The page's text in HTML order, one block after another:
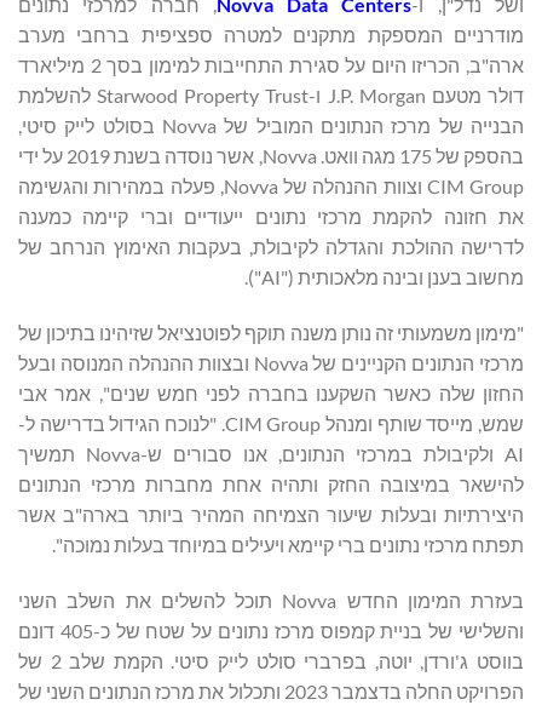
ושל נדל"ן, ו-Novva Data Centers, חברה למרכזי נתונים
מודרניים המספקת מתקנים למטרה ספציפית ברחבי מערב
ארה"ב, הכריזו היום על סגירת התחייבות למימון בסך 2 מיליארד
דולר מטעם J.P. Morgan ו-Starwood Property Trust להשלמת
הבנייה של מרכז הנתונים המוביל של Novva בסולט לייק סיטי,
בהספק של 175 מגה וואט. Novva, אשר נוסדה בשנת 2019 על ידי
CIM Group וצוות ההנהלה של Novva, פעלה במהירות והגשימה
את חזונה להקמת מרכזי נתונים ייעודיים וברי קיימה כמענה
לדרישה ההולכת והגדלה לקיבולת, בעקבות האימוץ הנרחב של
מחשוב בענן ובינה מלאכותית ("AI").
"מימון משמעותי זה נותן משנה תוקף לפוטנציאל שזיהינו בתיכון של
מרכזי הנתונים הקניינים של Novva ובצוות ההנהלה המנוסה ובעל
החזון שלה כאשר השקענו בחברה לפני חמש שנים", אמר אבי
שמש, מייסד שותף ומנהל CIM Group. "לנוכח הגידול בדרישה ל-
AI ולקיבולת במרכזי הנתונים, אנו סבורים ש-Novva תמשיך
להישאר במיצובה החזק ותהיה אחת מחברות מרכזי הנתונים
היצירתיות ובעלות שיעור הצמיחה המהיר ביותר בארה"ב אשר
תפתח מרכזי נתונים ברי קיימא ויעילים במיוחד בעלות נמוכה".
בעזרת המימון החדש Novva תוכל להשלים את השלב השני
והשלישי של בניית קמפוס מרכז נתונים על שטח של כ-405 דונם
בווסט ג'ורדן, יוטה, בפרברי סולט לייק סיטי. הקמת שלב 2 של
הפרויקט החלה בדצמבר 2023 ותכלול את מרכז הנתונים השני של